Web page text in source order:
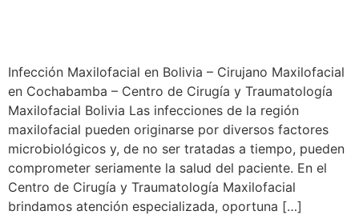
Infección Maxilofacial en Bolivia – Cirujano Maxilofacial
en Cochabamba – Centro de Cirugía y Traumatología
Maxilofacial Bolivia Las infecciones de la región
maxilofacial pueden originarse por diversos factores
microbiológicos y, de no ser tratadas a tiempo, pueden
comprometer seriamente la salud del paciente. En el
Centro de Cirugía y Traumatología Maxilofacial
brindamos atención especializada, oportuna […]